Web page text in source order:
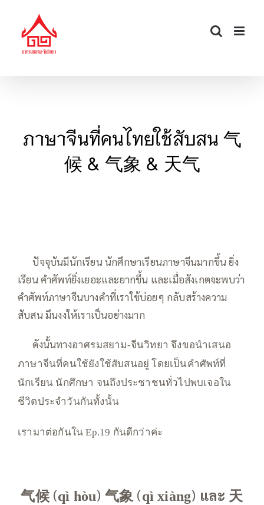
content
ภาษาจีนที่คนไทยใช้สับสน 气
候 & 气象 & 天气
—–ปัจจุบันมีนักเรียน นักศึกษาเรียนภาษาจีนมากขึ้น ยิ่ง
เรียน คำศัพท์ยิ่งเยอะและยากขึ้น และเมื่อสังเกตจะพบว่า
คำศัพท์ภาษาจีนบางคำที่เราใช้บ่อยๆ กลับสร้างความ
สับสน มึนงงให้เราเป็นอย่างมาก
—–ดังนั้นทางอาศรมสยาม-จีนวิทยา จึงขอนำเสนอ
ภาษาจีนที่คนใช้ยังใช้สับสนอยู่ โดยเป็นคำศัพท์ที่
นักเรียน นักศึกษา จนถึงประชาชนทั่วไปพบเจอใน
ชีวิตประจำวันกันทั้งนั้น
เรามาต่อกันใน Ep.19 กันดีกว่าค่ะ
气候 (qì hòu) 气象 (qì xiàng) และ 天